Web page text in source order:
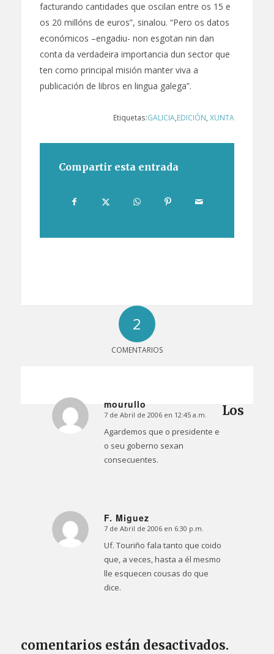
facturando cantidades que oscilan entre os 15 e
os 20 millóns de euros”, sinalou. “Pero os datos
económicos –engadiu- non esgotan nin dan
conta da verdadeira importancia dun sector que
ten como principal misión manter viva a
publicación de libros en lingua galega”.
Etiquetas:GALICIA EDICIÓN ,XUNTA
Compartir esta entrada
2
COMENTARIOS
mourullo
Dice:
7 de Abril de 2006 en 12:45 a.m.
Agardemos que o presidente e
o seu goberno sexan
consecuentes.
F. Miguez
Dice:
7 de Abril de 2006 en 6:30 p.m.
Uf. Touriño fala tanto que coido
que, a veces, hasta a él mesmo
lle esquecen cousas do que
dice.
Los
comentarios están desactivados.